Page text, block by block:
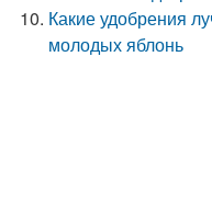
Какие удобрения
молодых яблонь